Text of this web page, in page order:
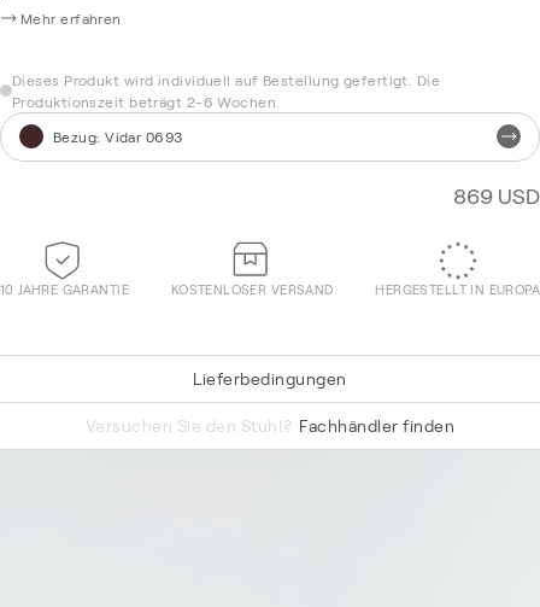
Mehr erfahren
Dieses Produkt wird individuell auf Bestellung gefertigt. Die
Produktionszeit beträgt 2-6 Wochen.
Bezug:Vidar 0693
869 USD
10 JAHRE GARANTIE KOSTENLOSER VERSAND HERGESTELLT IN EUROPA
Lieferbedingungen
Versuchen Sie den Stuhl? Fachhändler finden
Tonal 62156